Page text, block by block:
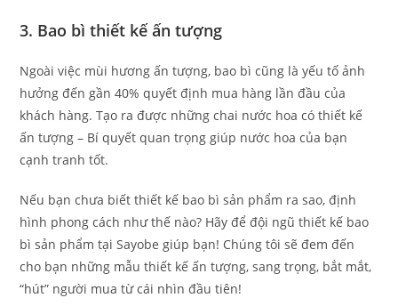
3. Bao bì thiết kế ấn tượng
Ngoài việc mùi hương ấn tượng, bao bì cũng là yếu tố ảnh
hưởng đến gần 40% quyết định mua hàng lần đầu của
khách hàng. Tạo ra được những chai nước hoa có thiết kế
ấn tượng – Bí quyết quan trọng giúp nước hoa của bạn
cạnh tranh tốt.
Nếu bạn chưa biết thiết kế bao bì sản phẩm ra sao, định
hình phong cách như thế nào? Hãy để đội ngũ thiết kế bao
bì sản phẩm tại Sayobe giúp bạn! Chúng tôi sẽ đem đến
cho bạn những mẫu thiết kế ấn tượng, sang trọng, bắt mắt,
“hút” người mua từ cái nhìn đầu tiên!